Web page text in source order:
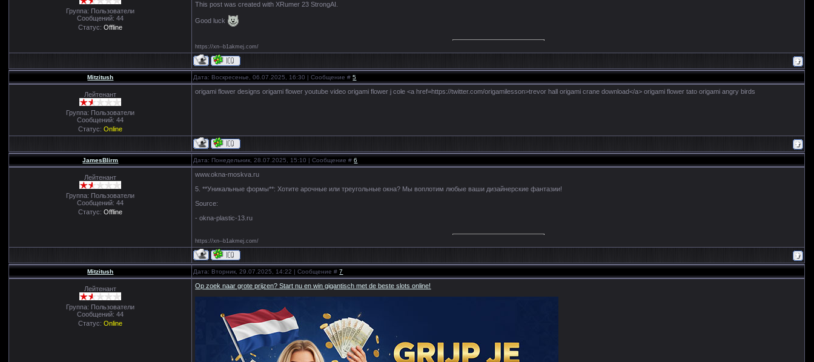
Группа: Пользователи
Сообщений:44
Статус:Offline
This post was created with XRumer 23 StrongAI.
Good luck
https://xn--b1akmej.com/
Mitzitush Дата: Воскресенье, 06.07.2025, 16:30 | Сообщение #5
Лейтенант
Группа: Пользователи
Сообщений:44
Статус:Online
origami flower designs origami flower youtube video origami flower j cole <a href=https://twitter.com/origamilesson>trevor hall origami crane download</a> origami flower tato origami angry birds
JamesBlirm Дата: Понедельник, 28.07.2025, 15:10 | Сообщение #6
Лейтенант
Группа: Пользователи
Сообщений:44
Статус:Offline
www.okna-moskva.ru
5. **Уникальные формы**: Хотите арочные или треугольные окна? Мы воплотим любые ваши дизайнерские фантазии!
Source:
- okna-plastic-13.ru
https://xn--b1akmej.com/
Mitzitush Дата: Вторник, 29.07.2025, 14:22 | Сообщение #7
Лейтенант
Группа: Пользователи
Сообщений:44
Статус:Online
Op zoek naar grote prijzen? Start nu en win gigantisch met de beste slots online!